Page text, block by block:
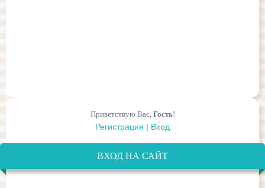
Приветствую Вас, Гость!
Регистрация | Вход
ВХОД НА САЙТ